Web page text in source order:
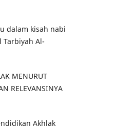
dalam kisah nabi
Tarbiyah Al-
MENURUT
RELEVANSINYA
Akhlak